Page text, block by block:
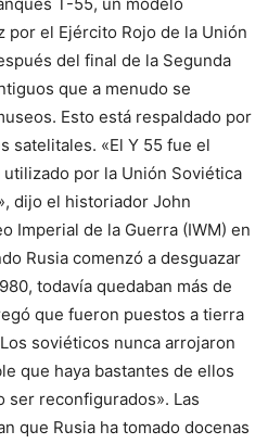
T-55, un modelo
por el Ejército Rojo de la Unión
del final de la Segunda
que a menudo se
Esto está respaldado por
satelitales. «El Y 55 fue el
por la Unión Soviética
dijo el historiador John
Imperial de la Guerra (IWM) en
Rusia comenzó a desguazar
todavía quedaban más de
que fueron puestos a tierra
soviéticos nunca arrojaron
que haya bastantes de ellos
ser reconfigurados». Las
que Rusia ha tomado docenas